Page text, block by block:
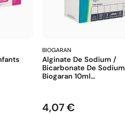
BIOGARAN
Alginate De Sodium /
Bicarbonate De Sodium
Biogaran 10ml...
Prix
4,07 €